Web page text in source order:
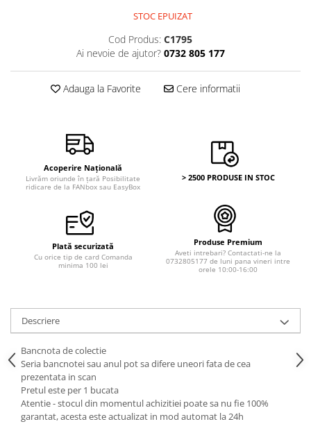
Monede Euro, Eurocenti
Bancnote Australia si OceaniaSTOC EPUIZAT
Cod Produs: C1795
Ai nevoie de ajutor? 0732 805 177
Adauga la Favorite Cere informatii
Acoperire Națională
Livrăm oriunde în țară Posibilitate
ridicare de la FANbox sau EasyBox
> 2500 PRODUSE IN STOC
Plată securizată
Cu orice tip de card Comanda
minima 100 lei
Produse Premium
Aveti intrebari? Contactati-ne la
0732805177 de luni pana vineri intre
orele 10:00-16:00
Descriere
Bancnota de colectie
Seria bancnotei sau anul pot sa difere uneori fata de cea
prezentata in scan
Pretul este per 1 bucata
Atentie - stocul din momentul achizitiei poate sa nu fie 100%
garantat, acesta este actualizat in mod automat la 24h